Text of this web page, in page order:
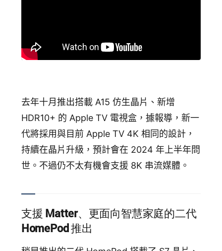
去年十月推出搭載 A15 仿生晶片、新增
HDR10+ 的 Apple TV 電視盒，‌據報導，新一
代將採用與目前 ‌Apple TV‌ 4K 相同的設計，
持續在晶片升級，預計會在 2024 年上半年問
世。不過仍不太有機會支援 8K 串流媒體。
支援 Matter、更面向智慧家庭的二代
HomePod 推出